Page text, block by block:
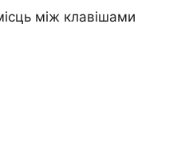
між клавішами